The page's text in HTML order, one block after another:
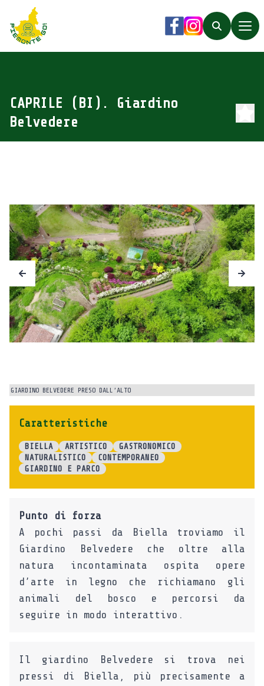
Piemonte Go!
Facebook
Instagram
Search
CAPRILE (BI). Giardino
Belvedere
GIARDINO BELVEDERE PRESO DALL’ALTO
Caratteristiche
BIELLA ARTISTICO
GASTRONOMICO
NATURALISTICO
CONTEMPORANEO
GIARDINO E PARCO
Punto di forza
A pochi passi da Biella troviamo il
Giardino Belvedere che oltre alla
natura incontaminata ospita opere
d’arte in legno che richiamano gli
animali del bosco e percorsi da
seguire in modo interattivo.
Il giardino Belvedere si trova nei
pressi di Biella, più precisamente a